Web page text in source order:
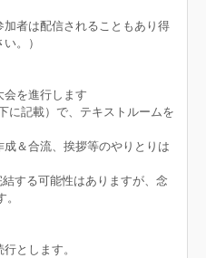
加者は配信されることもあり得
。）
会を進行します
に記載）で、テキストルームを
＆合流、挨拶等のやりとりは
する可能性はありますが、念
とします。